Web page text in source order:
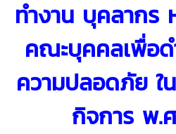
ทำงาน บุคลากร
คณะบุคคลเพื่อด
ความปลอดภัยใ
กิจการ พ.